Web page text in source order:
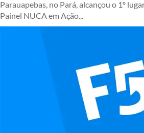
Parauapebas, no Pará, alcançou o 1º
Painel NUCA em Ação...